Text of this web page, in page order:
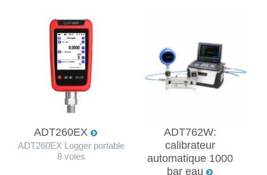
ADT260EX
ADT260EX Logger portable
8 voies
ADT762W:
calibrateur
automatique 1000
bar eau